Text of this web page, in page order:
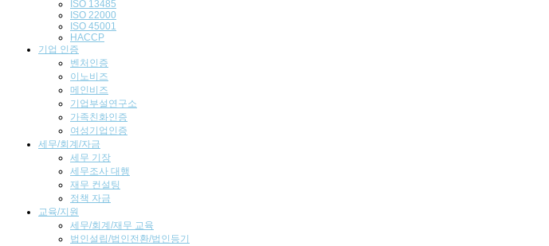
ISO 13485
ISO 22000
ISO 45001
HACCP
기업 인증
벤처인증
이노비즈
메인비즈
기업부설연구소
가족친화인증
여성기업인증
세무/회계/자금
세무 기장
세무조사 대행
재무 컨설팅
정책 자금
교육/지원
세무/회계/재무 교육
법인설립/법인전환/법인등기